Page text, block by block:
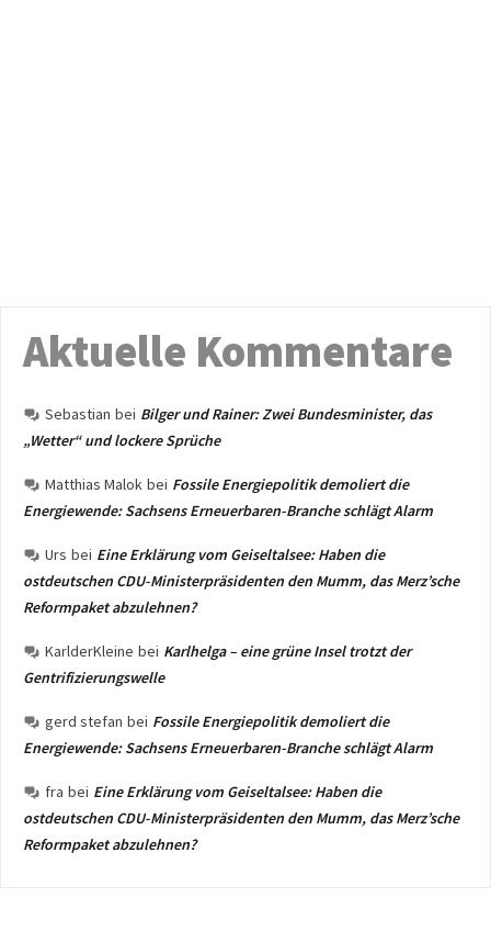
Aktuelle Kommentare
Sebastian bei Bilger und Rainer: Zwei Bundesminister, das
„Wetter“ und lockere Sprüche
Matthias Malok bei Fossile Energiepolitik demoliert die
Energiewende: Sachsens Erneuerbaren-Branche schlägt Alarm
Urs bei Eine Erklärung vom Geiseltalsee: Haben die
ostdeutschen CDU-Ministerpräsidenten den Mumm, das Merz’sche
Reformpaket abzulehnen?
KarlderKleine bei Karlhelga – eine grüne Insel trotzt der
Gentrifizierungswelle
gerd stefan bei Fossile Energiepolitik demoliert die
Energiewende: Sachsens Erneuerbaren-Branche schlägt Alarm
fra bei Eine Erklärung vom Geiseltalsee: Haben die
ostdeutschen CDU-Ministerpräsidenten den Mumm, das Merz’sche
Reformpaket abzulehnen?